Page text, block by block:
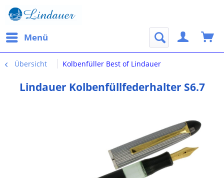
Menü
Übersicht Kolbenfüller Best of Lindauer
Lindauer Kolbenfüllfederhalter S6.7